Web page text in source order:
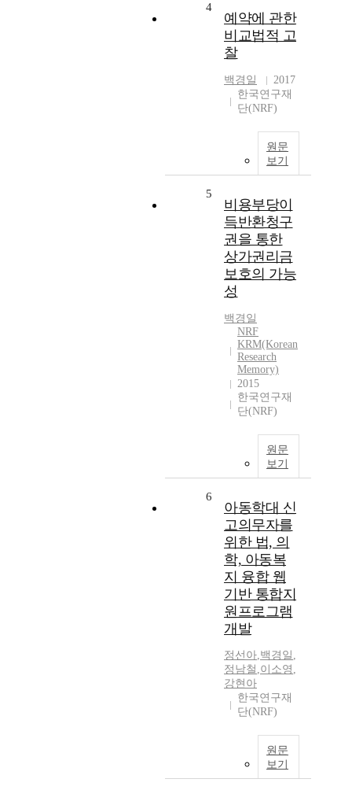
4
예약에 관한
비교법적 고
찰
백경일
2017
한국연구재
단(NRF)
원문
보기
5
비용부당이
득반환청구
권을 통한
상가권리금
보호의 가능
성
백경일
NRF
KRM(Korean
Research
Memory)
2015
한국연구재
단(NRF)
원문
보기
6
아동학대 신
고의무자를
위한 법, 의
학, 아동복
지 융합 웹
기반 통합지
원프로그램
개발
정선아,백경일 ,
정남철 ,이소영 ,
강현아
한국연구재
단(NRF)
원문
보기